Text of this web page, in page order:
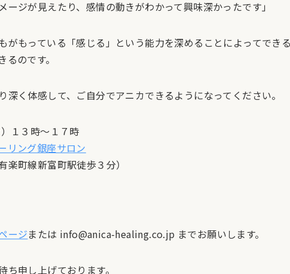
ージが見えたり、感情の動きがわかって興味深かったです」
がもっている「感じる」という能力を深めることによってでき
のです。
く体感して、ご自分でアニカできるようになってください。
１３時～１７時
リング銀座サロン
楽町線新富町駅徒歩３分）
ージまたは info@anica-healing.co.jp までお願いします。
申し上げております。